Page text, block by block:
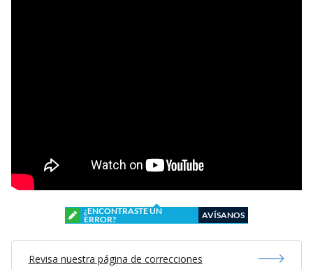
¿ENCONTRASTE UN
ERROR?
AVÍSANOS
Revisa nuestra página de correcciones